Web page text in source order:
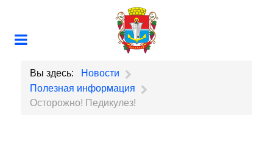
Вы здесь:
Новости
Полезная информация
Осторожно! Педикулез!